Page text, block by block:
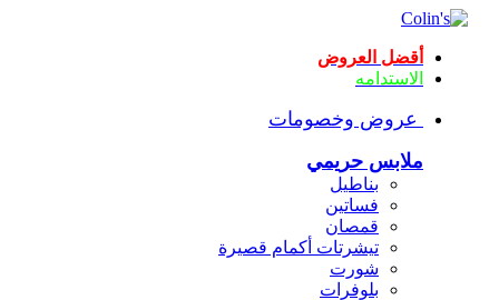
أقضل العروض
الاستدامه
عروض وخصومات
ملابس حريمي
بناطيل
فساتين
قمصان
تيشرتات أكمام قصيرة
شورت
بلوفرات